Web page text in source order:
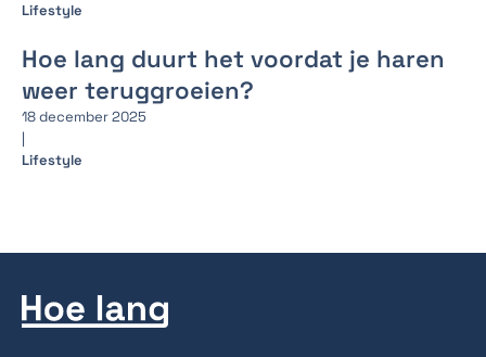
Lifestyle
Hoe lang duurt het voordat je haren
weer teruggroeien?
18 december 2025
|
Lifestyle